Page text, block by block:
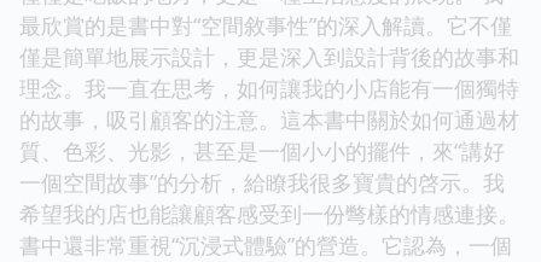
最欣賞的是書中對“空間敘事性”的深入解讀。它不僅
僅是簡單地展示設計，更是深入到設計背後的故事和
理念。我一直在思考，如何讓我的小店能有一個獨特
的故事，吸引顧客的注意。這本書中關於如何通過材
質、色彩、光影，甚至是一個小小的擺件，來“講好
一個空間故事”的分析，給瞭我很多寶貴的啓示。我
希望我的店也能讓顧客感受到一份彆樣的情感連接。
書中還非常重視“沉浸式體驗”的營造。它認為，一個